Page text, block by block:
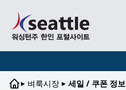
▸ 벼룩시장 ▸ 세일 / 쿠폰 정보